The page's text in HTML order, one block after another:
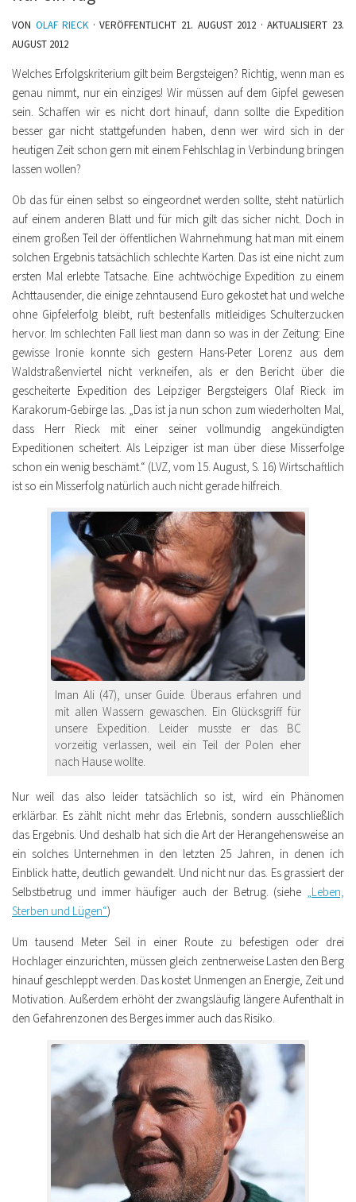
VON OLAF RIECK · VERÖFFENTLICHT 21. AUGUST 2012 · AKTUALISIERT 23.
AUGUST 2012
Welches Erfolgskriterium gilt beim Bergsteigen? Richtig, wenn man es
genau nimmt, nur ein einziges! Wir müssen auf dem Gipfel gewesen
sein. Schaffen wir es nicht dort hinauf, dann sollte die Expedition
besser gar nicht stattgefunden haben, denn wer wird sich in der
heutigen Zeit schon gern mit einem Fehlschlag in Verbindung bringen
lassen wollen?
Ob das für einen selbst so eingeordnet werden sollte, steht natürlich
auf einem anderen Blatt und für mich gilt das sicher nicht. Doch in
einem großen Teil der öffentlichen Wahrnehmung hat man mit einem
solchen Ergebnis tatsächlich schlechte Karten. Das ist eine nicht zum
ersten Mal erlebte Tatsache. Eine achtwöchige Expedition zu einem
Achttausender, die einige zehntausend Euro gekostet hat und welche
ohne Gipfelerfolg bleibt, ruft bestenfalls mitleidiges Schulterzucken
hervor. Im schlechten Fall liest man dann so was in der Zeitung: Eine
gewisse Ironie konnte sich gestern Hans-Peter Lorenz aus dem
Waldstraßenviertel nicht verkneifen, als er den Bericht über die
gescheiterte Expedition des Leipziger Bergsteigers Olaf Rieck im
Karakorum-Gebirge las. „Das ist ja nun schon zum wiederholten Mal,
dass Herr Rieck mit einer seiner vollmundig angekündigten
Expeditionen scheitert. Als Leipziger ist man über diese Misserfolge
schon ein wenig beschämt.“ (LVZ, vom 15. August, S. 16) Wirtschaftlich
ist so ein Misserfolg natürlich auch nicht gerade hilfreich.
Iman Ali (47), unser Guide. Überaus erfahren und
mit allen Wassern gewaschen. Ein Glücksgriff für
unsere Expedition. Leider musste er das BC
vorzeitig verlassen, weil ein Teil der Polen eher
nach Hause wollte.
Nur weil das also leider tatsächlich so ist, wird ein Phänomen
erklärbar. Es zählt nicht mehr das Erlebnis, sondern ausschließlich
das Ergebnis. Und deshalb hat sich die Art der Herangehensweise an
ein solches Unternehmen in den letzten 25 Jahren, in denen ich
Einblick hatte, deutlich gewandelt. Und nicht nur das. Es grassiert der
Selbstbetrug und immer häufiger auch der Betrug. (siehe „Leben,
Sterben und Lügen“)
Um tausend Meter Seil in einer Route zu befestigen oder drei
Hochlager einzurichten, müssen gleich zentnerweise Lasten den Berg
hinauf geschleppt werden. Das kostet Unmengen an Energie, Zeit und
Motivation. Außerdem erhöht der zwangsläufig längere Aufenthalt in
den Gefahrenzonen des Berges immer auch das Risiko.